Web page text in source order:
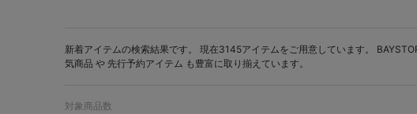
新着アイテムの検索結果です。 現在3145アイテムをご用意しています。
気商品 や 先行予約アイテム も豊富に取り揃えています。
対象商品数